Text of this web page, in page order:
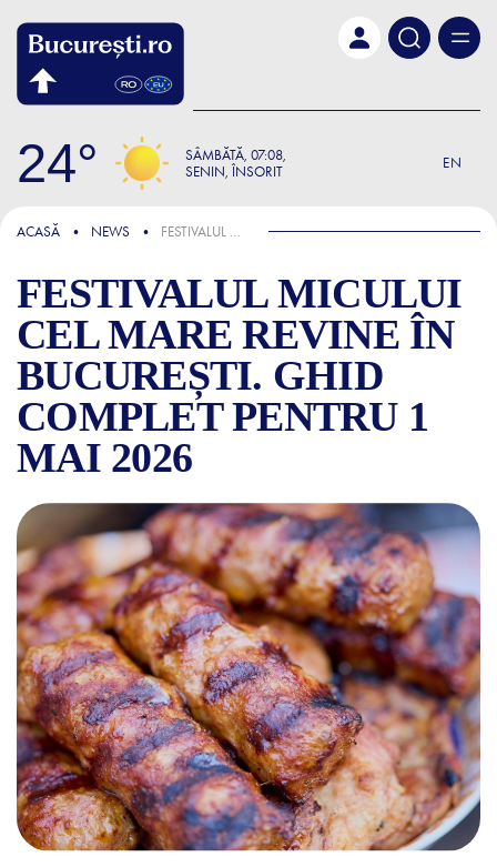
24 SÂMBĂTĂ 07:08
SENIN, ÎNSORIT
EN
ȘTIRI
ACASĂ NEWS FESTIVALUL MICULUI CEL MARE REVINE ÎN BUCUREȘTI. GHID COMPLET PENTRU 1 MAI 2026
FESTIVALUL MICULUI
CEL MARE REVINE ÎN
BUCUREȘTI. GHID
COMPLET PENTRU 1
MAI 2026
FESTIVALUL MICULUI CEL